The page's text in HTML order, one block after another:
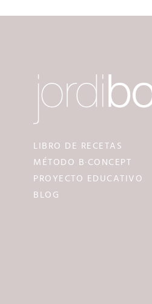
LIBRO DE RECETAS
MÉTODO B·CONCEPT
PROYECTO EDUCATIVO
BLOG